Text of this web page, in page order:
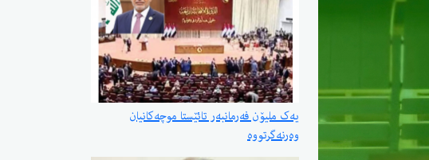
یەک ملیۆن فەرمانبەر تائێستا موچەکانیان
وەرنەگرتووە